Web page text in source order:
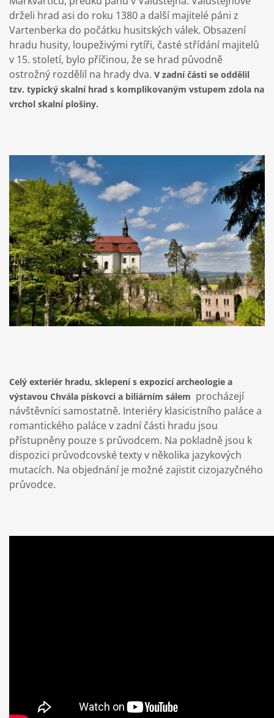
drželi hrad asi do roku 1380 a další majitelé páni z
Vartenberka do počátku husitských válek. Obsazení
hradu husity, loupeživými rytíři, časté střídání majitelů
v 15. století, bylo příčinou, že se hrad původně
ostrožný rozdělil na hrady dva. V zadní části se oddělil
tzv. typický skalní hrad s komplikovaným vstupem zdola na
vrchol skalní plošiny.
Celý exteriér hradu, sklepení s expozicí archeologie a
výstavou Chvála pískovci a biliárním sálem procházejí
návštěvníci samostatně. Interiéry klasicistního paláce a
romantického paláce v zadní části hradu jsou
přístupněny pouze s průvodcem. Na pokladně jsou k
dispozici průvodcovské texty v několika jazykových
mutacích. Na objednání je možné zajistit cizojazyčného
průvodce.